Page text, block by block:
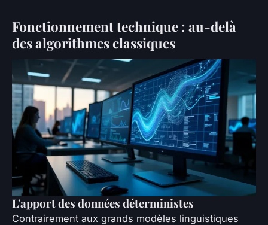
Fonctionnement technique : au-delà
des algorithmes classiques
L'apport des données déterministes
Contrairement aux grands modèles linguistiques